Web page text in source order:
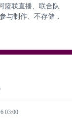
篮联直播、联合队
与制作、不存储，
03:00